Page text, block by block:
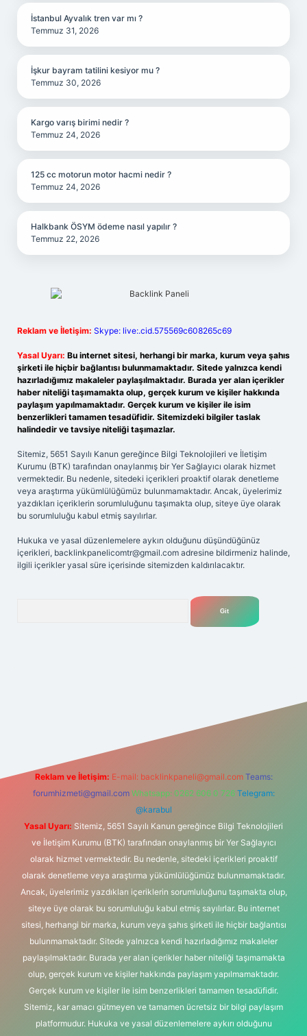
İstanbul Ayvalık tren var mı ?
Temmuz 31, 2026
İşkur bayram tatilini kesiyor mu ?
Temmuz 30, 2026
Kargo varış birimi nedir ?
Temmuz 24, 2026
125 cc motorun motor hacmi nedir ?
Temmuz 24, 2026
Halkbank ÖSYM ödeme nasıl yapılır ?
Temmuz 22, 2026
Reklam ve İletişim: Skype: live:.cid.575569c608265c69
Yasal Uyarı: Bu internet sitesi, herhangi bir marka, kurum veya şahıs
şirketi ile hiçbir bağlantısı bulunmamaktadır. Sitede yalnızca kendi
hazırladığımız makaleler paylaşılmaktadır. Burada yer alan içerikler
haber niteliği taşımamakta olup, gerçek kurum ve kişiler hakkında
paylaşım yapılmamaktadır. Gerçek kurum ve kişiler ile isim
benzerlikleri tamamen tesadüfidir. Sitemizdeki bilgiler taslak
halindedir ve tavsiye niteliği taşımazlar.
Sitemiz, 5651 Sayılı Kanun gereğince Bilgi Teknolojileri ve İletişim
Kurumu (BTK) tarafından onaylanmış bir Yer Sağlayıcı olarak hizmet
vermektedir. Bu nedenle, sitedeki içerikleri proaktif olarak denetleme
veya araştırma yükümlülüğümüz bulunmamaktadır. Ancak, üyelerimiz
yazdıkları içeriklerin sorumluluğunu taşımakta olup, siteye üye olarak
bu sorumluluğu kabul etmiş sayılırlar.
Hukuka ve yasal düzenlemelere aykırı olduğunu düşündüğünüz
içerikleri, backlinkpanelicomtr@gmail.com adresine bildirmeniz halinde,
ilgili içerikler yasal süre içerisinde sitemizden kaldırılacaktır.
Reklam ve İletişim: E-mail: backlinkpaneli@gmail.com Teams:
forumhizmeti@gmail.com Whatsapp: 0262 606 0 726 Telegram:
@karabul
Yasal Uyarı: Sitemiz, 5651 Sayılı Kanun gereğince Bilgi Teknolojileri
ve İletişim Kurumu (BTK) tarafından onaylanmış bir Yer Sağlayıcı
olarak hizmet vermektedir. Bu nedenle, sitedeki içerikleri proaktif
olarak denetleme veya araştırma yükümlülüğümüz bulunmamaktadır.
Ancak, üyelerimiz yazdıkları içeriklerin sorumluluğunu taşımakta olup,
siteye üye olarak bu sorumluluğu kabul etmiş sayılırlar. Bu internet
sitesi, herhangi bir marka, kurum veya şahıs şirketi ile hiçbir bağlantısı
bulunmamaktadır. Sitede yalnızca kendi hazırladığımız makaleler
paylaşılmaktadır. Burada yer alan içerikler haber niteliği taşımamakta
olup, gerçek kurum ve kişiler hakkında paylaşım yapılmamaktadır.
Gerçek kurum ve kişiler ile isim benzerlikleri tamamen tesadüfidir.
Sitemiz, kar amacı gütmeyen ve tamamen ücretsiz bir bilgi paylaşım
platformudur. Hukuka ve yasal düzenlemelere aykırı olduğunu